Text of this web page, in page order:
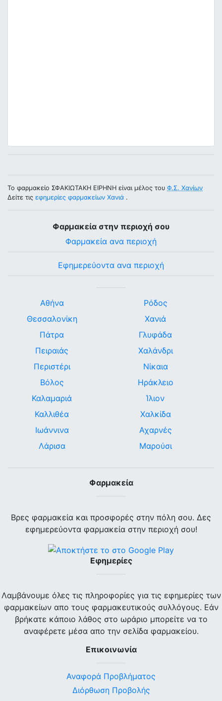
Το φαρμακείο ΣΦΑΚΙΩΤΑΚΗ ΕΙΡΗΝΗ είναι μέλος του Φ.Σ. Χανίων
Δείτε τις εφημερίες φαρμακείων Χανιά .
Φαρμακεία στην περιοχή σου
Φαρμακεία ανα περιοχή
Εφημερεύοντα ανα περιοχή
Αθήνα
Θεσσαλονίκη
Πάτρα
Πειραιάς
Περιστέρι
Βόλος
Καλαμαριά
Καλλιθέα
Ιωάννινα
Λάρισα
Ρόδος
Χανιά
Γλυφάδα
Χαλάνδρι
Νίκαια
Ηράκλειο
Ίλιον
Χαλκίδα
Αχαρνές
Μαρούσι
Φαρμακεία
Βρες φαρμακεία και προσφορές στην πόλη σου. Δες
εφημερεύοντα φαρμακεία στην περιοχή σου!
Εφημερίες
Λαμβάνουμε όλες τις πληροφορίες για τις εφημερίες των
φαρμακείων απο τους φαρμακευτικούς συλλόγους. Εάν
βρήκατε κάποιο λάθος στο ωράριο μπορείτε να το
αναφέρετε μέσα απο την σελίδα φαρμακείου.
Επικοινωνία
Αναφορά Προβλήματος
Διόρθωση Προβολής